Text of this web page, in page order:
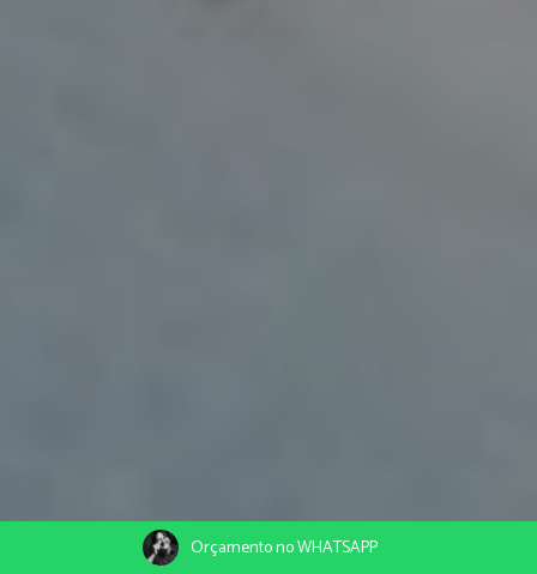
Orçamento no WHATSAPP